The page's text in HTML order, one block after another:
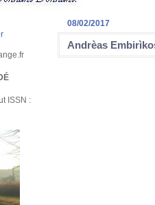
ISSN :
08/02/2017
Andrèas